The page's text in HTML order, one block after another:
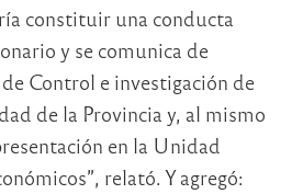
constituir una conducta
y se comunica de
Control e investigación de
de la Provincia y, al mismo
en la Unidad
relató. Y agregó: